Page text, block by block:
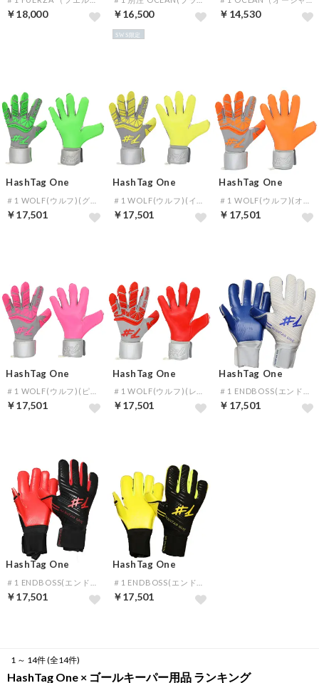
￥18,000 ￥16,500
SWS限定
￥14,530
HashTag One
￥17,501
HashTag One
￥17,501
HashTag One
￥17,501
HashTag One
￥17,501
HashTag One
￥17,501
HashTag One
￥17,501
HashTag One
￥17,501
HashTag One
￥17,501
1 ～ 14件 (全14件)
HashTag One × ゴールキーパー用品 ランキング